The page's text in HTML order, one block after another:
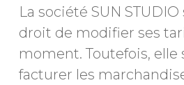
La société SUN STUDIO
droit de modifier ses
moment. Toutefois, elle
facturer les